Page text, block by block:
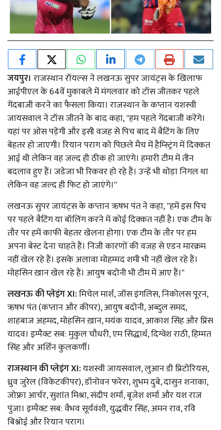
जयपुर। राजस्थान रॉयल्स ने लखनऊ सुपर जायंट्स के खिलाफ
आईपीएल के 64वें मुकाबले में मंगलवार को टॉस जीतकर पहले
गेंदबाजी करने का फैसला किया। राजस्थान के कप्तान यशस्वी
जायसवाल ने टॉस जीतने के बाद कहा, ''हम पहले गेंदबाजी करेंगे।
यहां पर ओस पड़ेगी और इसी वजह से पिच बाद में बैटिंग के लिए
बेहतर हो जाएगी। रियान पराग को पिछले मैच में हैम्स्ट्रिंग में दिक्कत
आई थी लेकिन वह जल्द ही ठीक हो जाएंगे। हमारी टीम में तीन
बदलाव हुए हैं। जडेजा भी रिकवर हो रहे हैं। उन्हें भी थोड़ा निगल था
लेकिन वह जल्द ही फिट हो जाएंगे।''
लखनऊ सुपर जायंट्स के कप्तान ऋषभ पंत ने कहा, ''हमें इस पिच
पर पहले बैटिंग या बॉलिंग करने में कोई दिक्कत नहीं है। एक टीम के
तौर पर हमें काफी बेहतर खेलना होगा। एक टीम के तौर पर हम
अपना बेस्ट देना चाहते हैं। निजी कारणों की वजह से एडन मारक्रम
नहीं खेल रहे हैं। इसके अलावा मोहम्मद शमी भी नहीं खेल रहे हैं।
मोहसिन ख़ान खेल रहे हैं। आयुष बदोनी भी टीम में आए हैं।''
लखनऊ की प्लेइंग XI:मिचेल मार्श, जॉस इंगलिस, निकोलस पूरन,
ऋषभ पंत (कप्तान और कीपर), आयुष बदोनी, अब्दुल समद,
शाहबाज अहमद, मोहसिन ख़ान, मयंक यादव, आकाश सिंह और प्रिंस
यादव। इम्पैक्ट सब: मुकुल चौधरी, एम सिद्धार्थ, दिग्वेश राठी, हिम्मत
सिंह और अर्शिन कुलकर्णी।
राजस्थान की प्लेइंग XI:यशस्वी जायसवाल, लुआन डी प्रिटोरियस,
ध्रुव जुरेल (विकेटकीपर), डॉनोवन फरेरा, शुभम दुबे, दासुन शनाका,
जोफ्रा आर्चर, सुशांत मिश्रा, संदीप शर्मा, बृजेश शर्मा और यश राज
पुंजा। इम्पैक्ट सब: वैभव सूर्यवंशी, युद्धवीर सिंह, अमन राव, रवि
बिश्नोई और रियान पराग।